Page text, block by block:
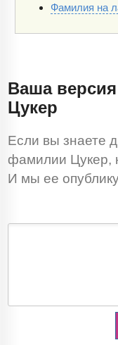
Фамилия на
Ваша
Цукер
Если вы знаете
фамилии Цукер,
И мы ее